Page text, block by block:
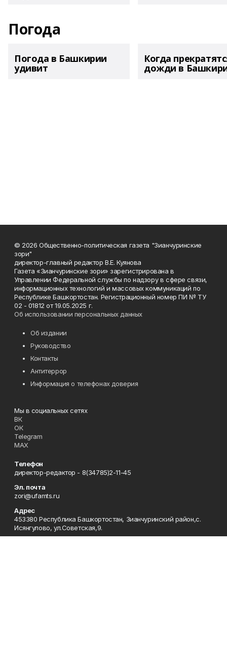
Погода
Погода в Башкирии
удивит
Когда
дожди в
© 2026 Общественно-политическая газета "Зианчуринские
зори"
директор-главный редактор В.Е. Куянова
Газета «Зианчуринские зори» зарегистрирована в
Управлении Федеральной службы по надзору в сфере связи,
информационных технологий и массовых коммуникаций по
Республике Башкортостан. Регистрационный номер ПИ № ТУ
02 - 01812 от 19.05.2025 г.
Об использовании персональных данных
Об издании
Руководство
Контакты
Антитеррор
Информация о телефонах доверия
Мы в социальных сетях
ВК
ОК
Telegram
MAX
Телефон
директор-редактор - 8(34785)2-11-45
Эл. почта
zori@ufamts.ru
Адрес
453380 Республика Башкортостан, Зианчуринский район,с.
Исянгулово, ул.Советская,9.